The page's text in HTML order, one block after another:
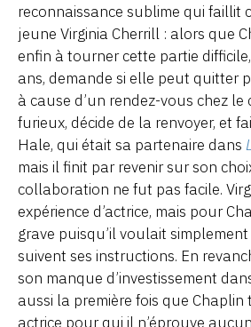
reconnaissance sublime qui faillit
jeune Virginia Cherrill : alors que
enfin à tourner cette partie
ans, demande si elle peut quitter
à cause d’un rendez-vous chez le
furieux, décide de la renvoyer, et
Hale, qui était sa partenaire dans
mais il finit par revenir sur son
collaboration ne fut pas facile.
expérience d’actrice, mais pour
grave puisqu’il voulait
suivent ses instructions. En
son manque d’investissement
aussi la première fois que
actrice pour qui il n’éprouve